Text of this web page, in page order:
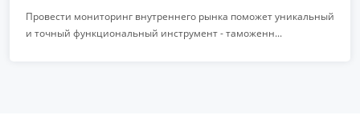
Провести мониторинг внутреннего рынка поможет уникальный
и точный функциональный инструмент - таможенн...